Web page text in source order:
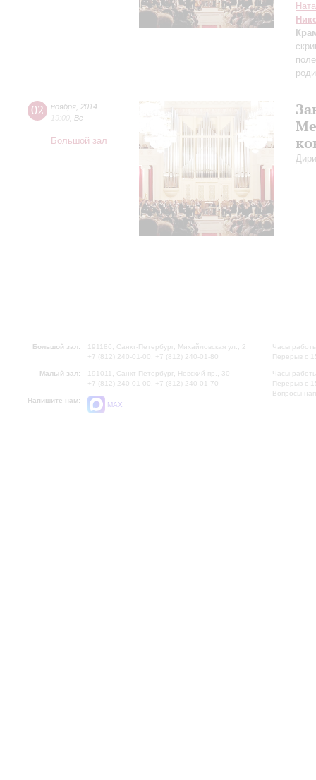
02 ноября 2014
19:00 Вс
Большой зал
Большой зал:
191186, Санкт-Петербург, Михайловская ул., 2
+7 (812) 240-01-00, +7 (812) 240-01-80
Малый зал:
191011, Санкт-Петербург, Невский пр., 30
+7 (812) 240-01-00, +7 (812) 240-01-70
Напишите нам:
MAX
Часы
Перерыв с
Часы
Перерыв с
Вопросы